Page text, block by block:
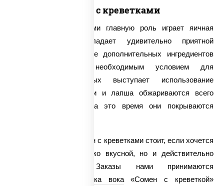
Сомен с креветками
В сомене с креветками главную роль играет яичная
лапша, которая обладает удивительно приятной
структурой. В качестве дополнительных ингредиентов
выступают овощи, необходимым условием для
приготовления которых выступает использование
сковороды вок. Овощи и лапша обжариваются всего
несколько минут, и за это время они покрываются
Поэтому заказать сомен с креветками стоит, если хочется
полакомиться не только вкусной, но и действительно
полезной пищей. Заказы нами принимаются
Доставка вока«Сомен с креветкой»